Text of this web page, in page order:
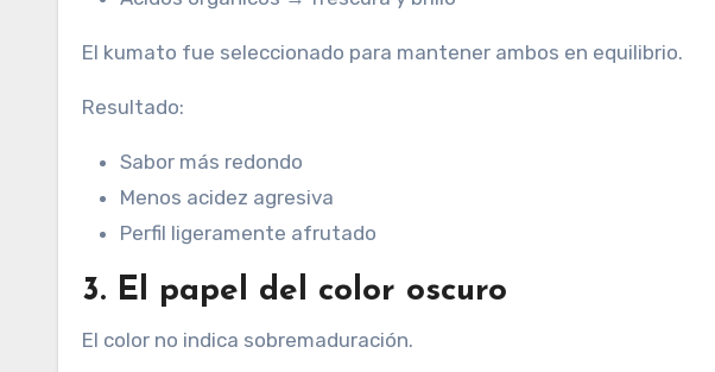
El kumato fue seleccionado para mantener ambos en equilibrio.
Resultado:
Sabor más redondo
Menos acidez agresiva
Perfil ligeramente afrutado
3. El papel del color oscuro
El color no indica sobremaduración.